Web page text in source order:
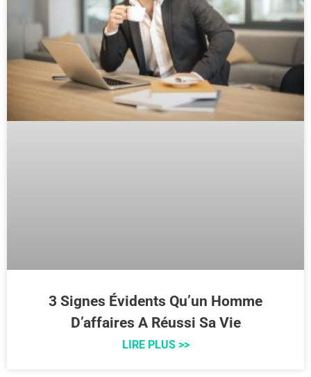
3 Signes Évidents Qu’un Homme
D’affaires A Réussi Sa Vie
LIRE PLUS >>